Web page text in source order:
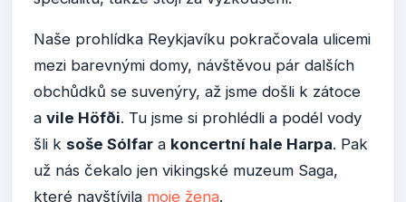
Naše prohlídka Reykjavíku pokračovala ulicemi
mezi barevnými domy, návštěvou pár dalších
obchůdků se suvenýry, až jsme došli k zátoce
a vile Höfði. Tu jsme si prohlédli a podél vody
šli k soše Sólfar a koncertní hale Harpa. Pak
už nás čekalo jen vikingské muzeum Saga,
které navštívila moje žena.